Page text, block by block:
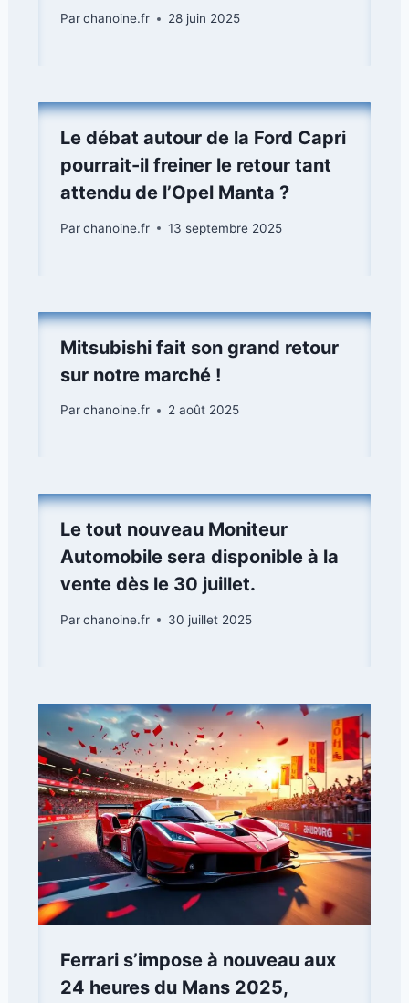
Parchanoine.fr 28 juin 2025
Le débat autour de la Ford Capri
pourrait-il freiner le retour tant
attendu de l’Opel Manta ?
Parchanoine.fr 13 septembre 2025
Mitsubishi fait son grand retour
sur notre marché !
Parchanoine.fr 2 août 2025
Le tout nouveau Moniteur
Automobile sera disponible à la
vente dès le 30 juillet.
Parchanoine.fr 30 juillet 2025
Ferrari s’impose à nouveau aux
24 heures du Mans 2025,